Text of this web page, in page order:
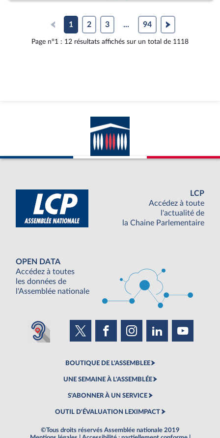
1 2 3 ... 94
Page n°1 : 12 résultats affichés sur un total de 1118
LCP
Accédez à toute
l'actualité de
la Chaine Parlementaire
OPEN DATA
Accédez à toutes
les données de
l'Assemblée nationale
BOUTIQUE DE L'ASSEMBLEE
UNE SEMAINE À L'ASSEMBLÉE
S'ABONNER À UN SERVICE
OUTIL D'ÉVALUATION LEXIMPACT
©Tous droits réservés Assemblée nationale 2019